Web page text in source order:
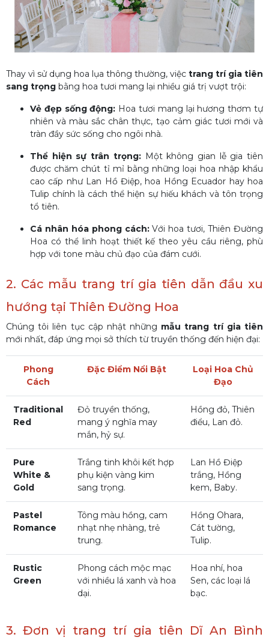
Thay vì sử dụng hoa lụa thông thường, việc trang trí gia tiên
sang trọng bằng hoa tươi mang lại nhiều giá trị vượt trội:
Vẻ đẹp sống động: Hoa tươi mang lại hương thơm tự
nhiên và màu sắc chân thực, tạo cảm giác tươi mới và
tràn đầy sức sống cho ngôi nhà.
Thể hiện sự trân trọng:Một không gian lễ gia tiên
được chăm chút tỉ mỉ bằng những loại hoa nhập khẩu
cao cấp như Lan Hồ Điệp, hoa Hồng Ecuador hay hoa
Tulip chính là cách thể hiện sự hiếu khách và tôn trọng
tổ tiên.
Cá nhân hóa phong cách:Với hoa tươi, Thiên Đường
Hoa có thể linh hoạt thiết kế theo yêu cầu riêng, phù
hợp với tone màu chủ đạo của đám cưới.
2. Các mẫu trang trí gia tiên dẫn đầu xu
hướng tại Thiên Đường Hoa
Chúng tôi liên tục cập nhật những mẫu trang trí gia tiên
mới nhất, đáp ứng mọi sở thích từ truyền thống đến hiện đại:
Phong
Cách
Đặc Điểm Nổi Bật
Loại Hoa Chủ
Đạo
Traditional
Red
Đỏ truyền thống,
mang ý nghĩa may
mắn, hỷ sự.
Hồng đỏ, Thiên
điểu, Lan đỏ.
Pure
White &
Gold
Trắng tinh khôi kết hợp
phụ kiện vàng kim
sang trọng.
Lan Hồ Điệp
trắng, Hồng
kem, Baby.
Pastel
Romance
Tông màu hồng, cam
nhạt nhẹ nhàng, trẻ
trung.
Hồng Ohara,
Cát tường,
Tulip.
Rustic
Green
Phong cách mộc mạc
với nhiều lá xanh và hoa
dại.
Hoa nhí, hoa
Sen, các loại lá
bạc.
3. Đơn vị trang trí gia tiên Dĩ An Bình